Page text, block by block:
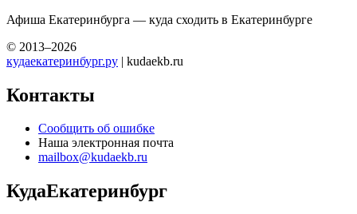
Афиша Екатеринбурга — куда сходить в Екатеринбурге
© 2013–2026
кудаекатеринбург.ру | kudaekb.ru
Контакты
Сообщить об ошибке
Наша электронная почта
mailbox@kudaekb.ru
КудаЕкатеринбург